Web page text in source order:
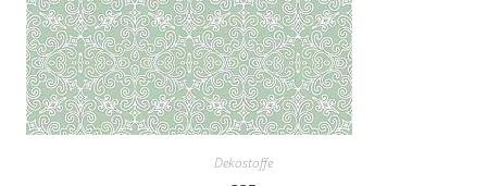
Dekostoffe